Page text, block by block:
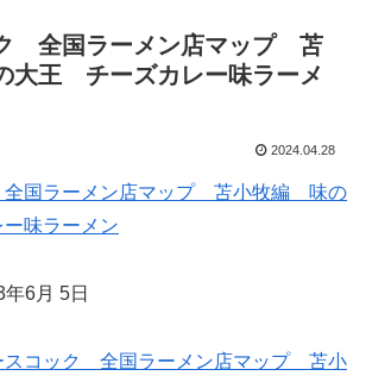
全国ラーメン店マップ 苫
王 チーズカレー味ラーメ
2024.04.28
6月 5日
スコック 全国ラーメン店マップ 苫小